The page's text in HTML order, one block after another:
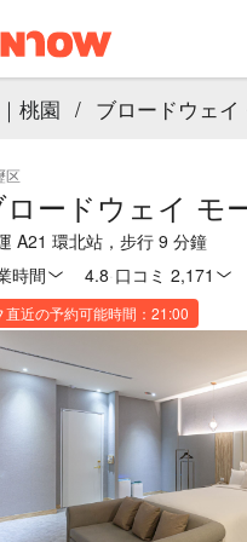
桃園 / ブロードウェ
区
ロードウェイ モ
A21 環北站，步行 9 分鐘
時間
4.8 口コミ 2,171
直近の予約可能時間：21:00